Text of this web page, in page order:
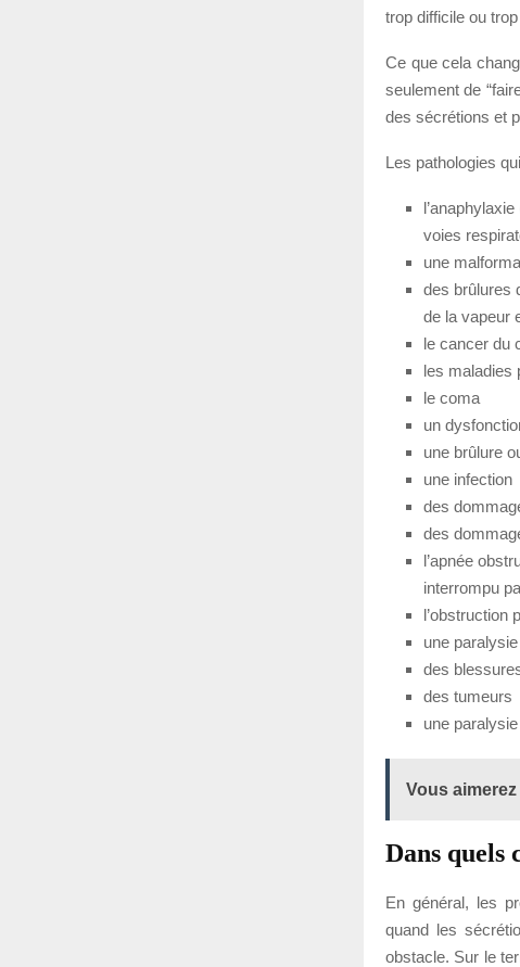
trop difficile ou
Ce que cela
seulement de
des sécrétions et
Les pathologies
l’anaphylaxie
voies
une
des brûlures
de la vapeur
le cancer du
les maladies
le coma
un
une brûlure
une infection
des
des
l’apnée
interrompu
l’obstruction
une
des
des tumeurs
une
Vous
Dans quels
En général, les
quand les
obstacle. Sur le